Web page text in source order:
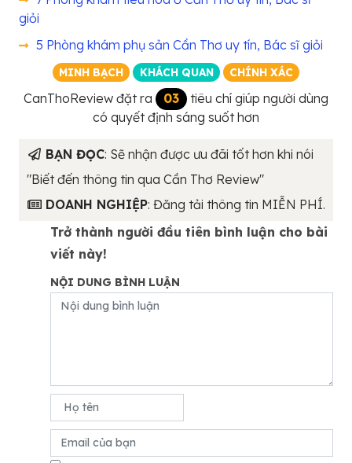
giỏi
5 Phòng khám phụ sản Cần Thơ uy tín, Bác sĩ giỏi
MINH BẠCH KHÁCH QUAN CHÍNH XÁC
CanThoReview đặt ra 03 tiêu chí giúp người dùng
có quyết định sáng suốt hơn
BẠN ĐỌC: Sẽ nhận được ưu đãi tốt hơn khi nói
"Biết đến thông tin qua Cần Thơ Review"
DOANH NGHIỆP: Đăng tải thông tin MIỄN PHÍ.
Trở thành người đầu tiên bình luận cho bài
viết này!
NỘI DUNG BÌNH LUẬN